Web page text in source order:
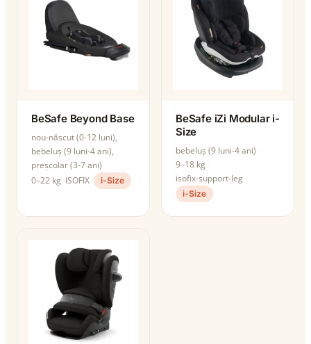
BeSafe Beyond Base
nou-născut (0-12 luni),
bebeluș (9 luni-4 ani),
preșcolar (3-7 ani)
0–22 kg ISOFIX i-Size
BeSafe iZi Modular i-
Size
bebeluș (9 luni-4 ani)
9–18 kg
isofix-support-leg
i-Size